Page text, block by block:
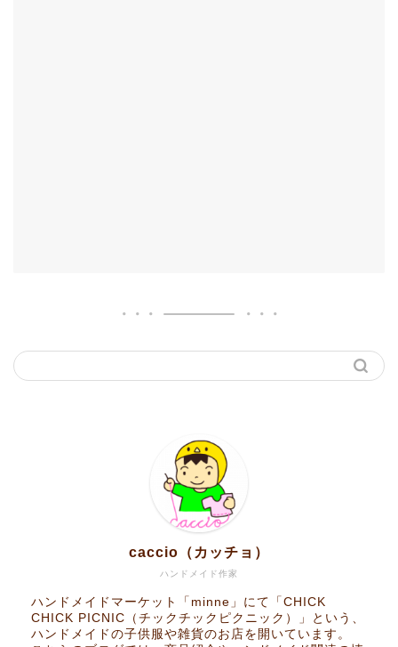
ハンドメイド作家
caccio（カッチョ）
ハンドメイドマーケット「minne」にて「CHICK
CHICK PICNIC（チックチックピクニック）」という、
ハンドメイドの子供服や雑貨のお店を開いています。